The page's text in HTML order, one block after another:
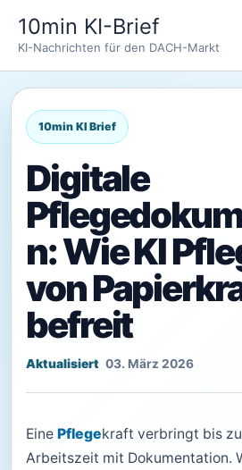
Inhalt
springen
10min KI-Brief
KI-Nachrichten für den DACH-Markt
Digitale
n: Wie KI
von
befreit
03. März 2026
Eine Pflegekraft verbringt bis
Arbeitszeit mit Dokumentation.